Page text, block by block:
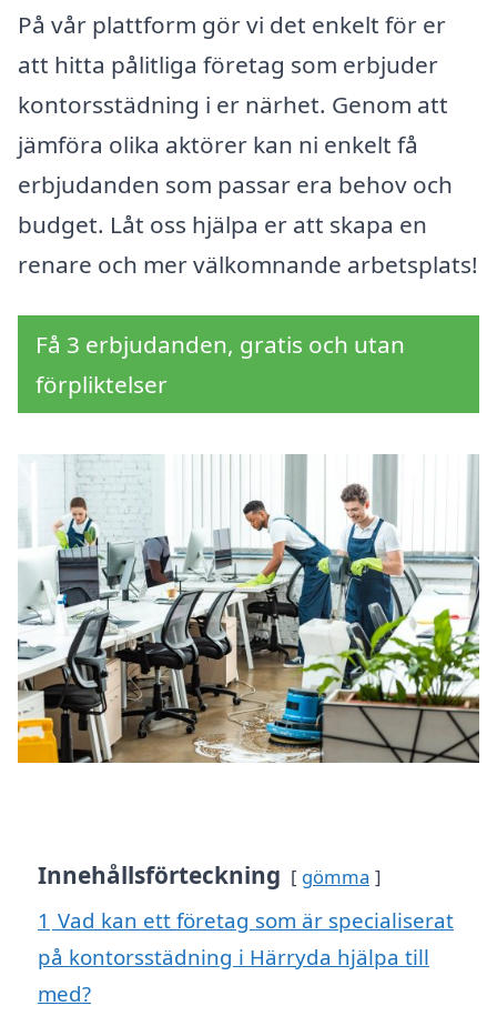
På vår plattform gör vi det enkelt för er
att hitta pålitliga företag som erbjuder
kontorsstädning i er närhet. Genom att
jämföra olika aktörer kan ni enkelt få
erbjudanden som passar era behov och
budget. Låt oss hjälpa er att skapa en
renare och mer välkomnande arbetsplats!
Få 3 erbjudanden, gratis och utan
förpliktelser
Innehållsförteckning gömma
1 Vad kan ett företag som är specialiserat
på kontorsstädning i Härryda hjälpa till
med?